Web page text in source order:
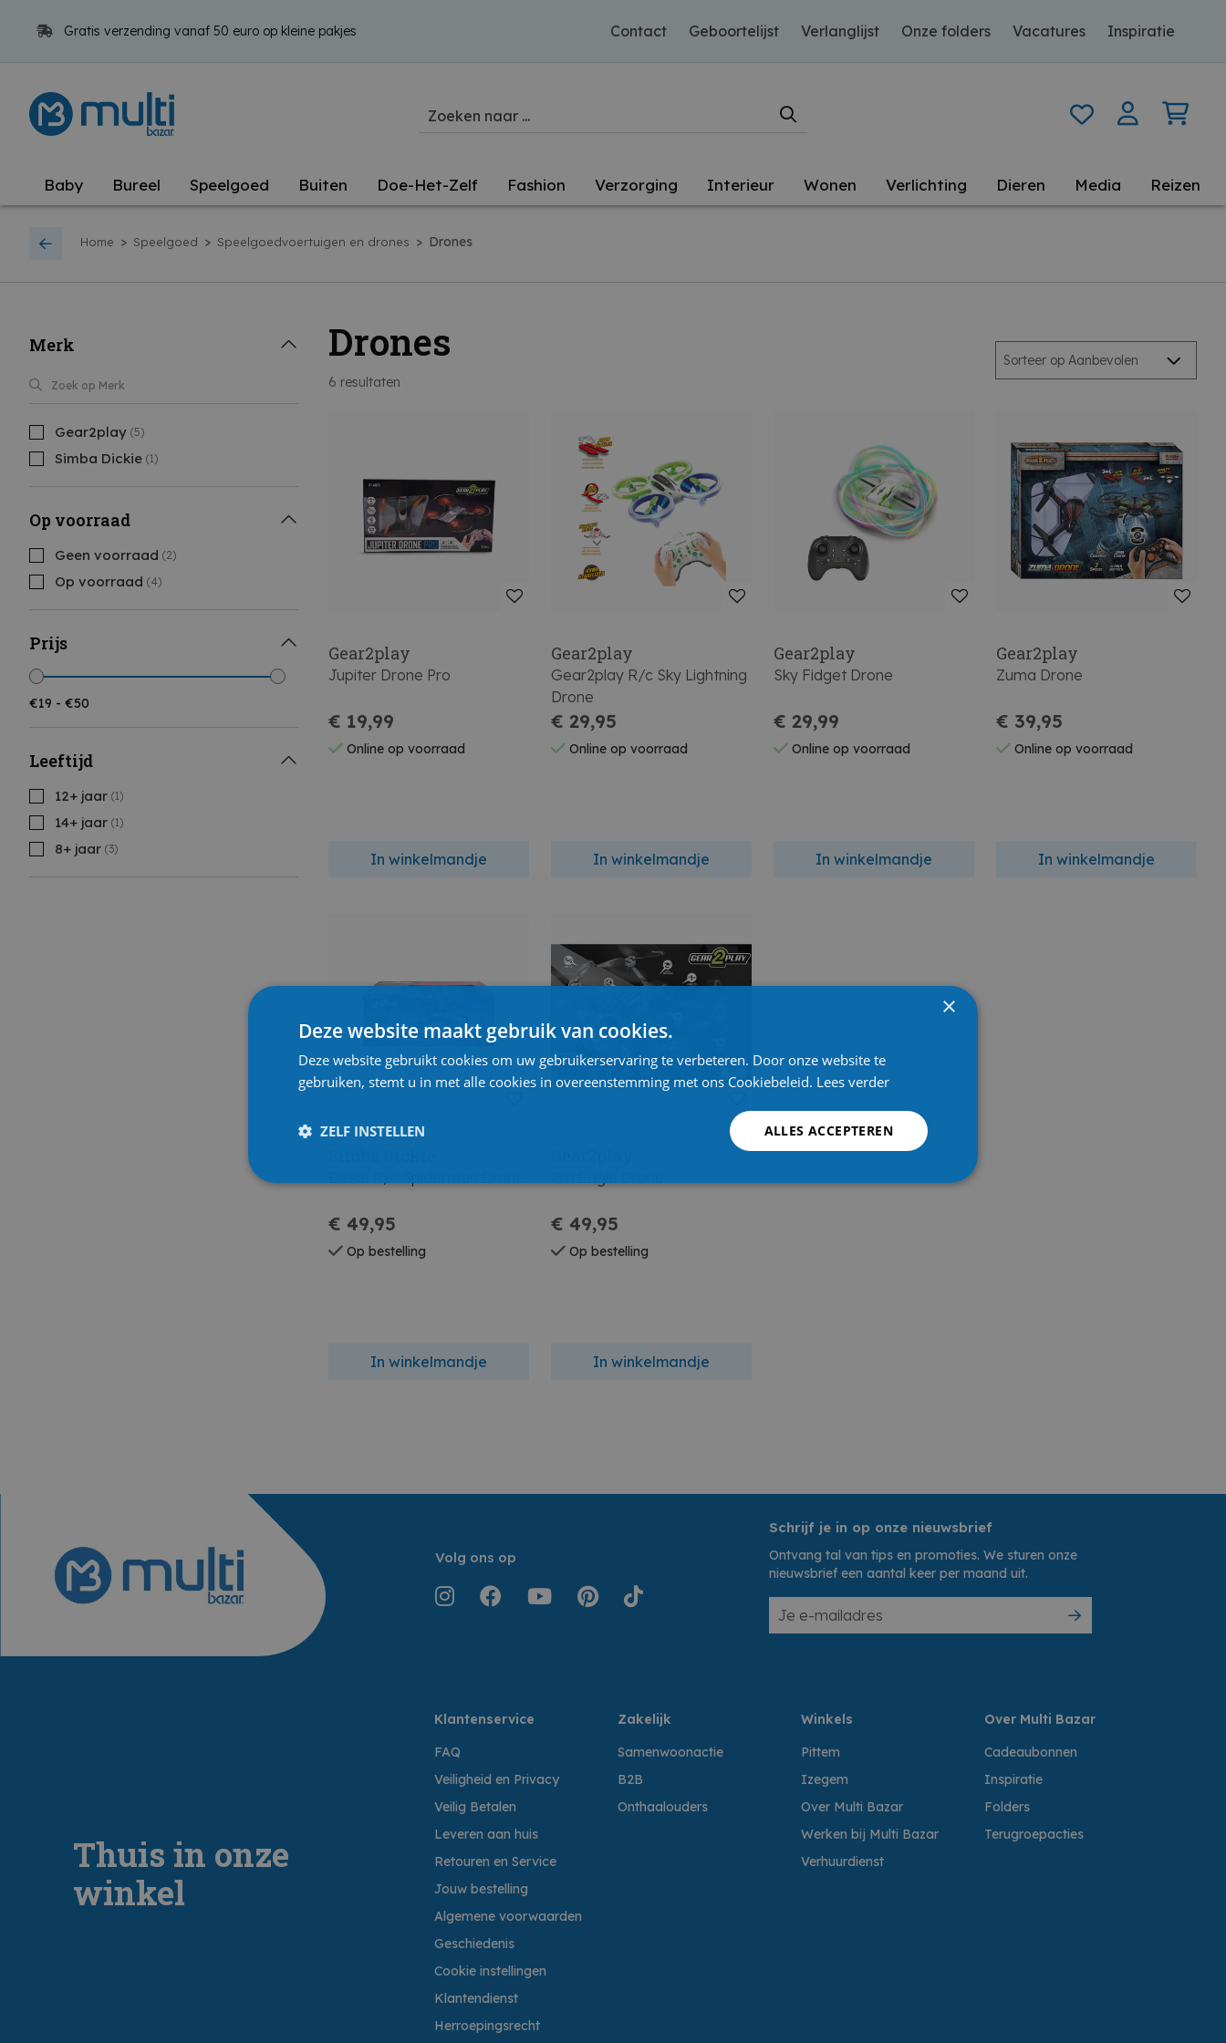
Gratis verzending vanaf 50 euro op kleine pakjes Contact Geboortelijst Verlanglijst Onze folders Vacatures Inspiratie
Baby Bureel Speelgoed Buiten Doe-Het-Zelf Fashion Verzorging Interieur Wonen Verlichting Dieren Media Reizen
Home > Speelgoed > Speelgoedvoertuigen en drones > Drones
Merk
Gear2play (5)
Simba Dickie (1)
Op voorraad
Geen voorraad (2)
Op voorraad (4)
Prijs
Leeftijd
12+ jaar (1)
14+ jaar (1)
8+ jaar (3)
Drones
6 resultaten
Gear2play
Jupiter Drone Pro
€ 19,99
Online op voorraad
In winkelmandje
Gear2play
Gear2play R/c Sky Lightning
Drone
€ 29,95
Online op voorraad
In winkelmandje
Gear2play
Sky Fidget Drone
€ 29,99
Online op voorraad
In winkelmandje
Gear2play
Zuma Drone
€ 39,95
Online op voorraad
In winkelmandje
€ 49,95
Op bestelling
In winkelmandje
€ 49,95
Op bestelling
In winkelmandje
Volg ons op
Schrijf je in op onze nieuwsbrief
Ontvang tal van tips en promoties. We sturen onze
nieuwsbrief een aantal keer per maand uit.
Thuis in onze
winkel
Klantenservice
FAQ
Veiligheid en Privacy
Veilig Betalen
Leveren aan huis
Retouren en Service
Jouw bestelling
Algemene voorwaarden
Geschiedenis
Cookie instellingen
Klantendienst
Herroepingsrecht
Zakelijk
Samenwoonactie
B2B
Onthaalouders
Winkels
Pittem
Izegem
Over Multi Bazar
Werken bij Multi Bazar
Verhuurdienst
Over Multi Bazar
Cadeaubonnen
Inspiratie
Folders
Terugroepacties
×
Deze website maakt gebruik van cookies.
Deze website gebruikt cookies om uw gebruikerservaring te verbeteren. Door onze website te
gebruiken, stemt u in met alle cookies in overeenstemming met ons Cookiebeleid. Lees verder
ALLES ACCEPTEREN
ZELF INSTELLEN